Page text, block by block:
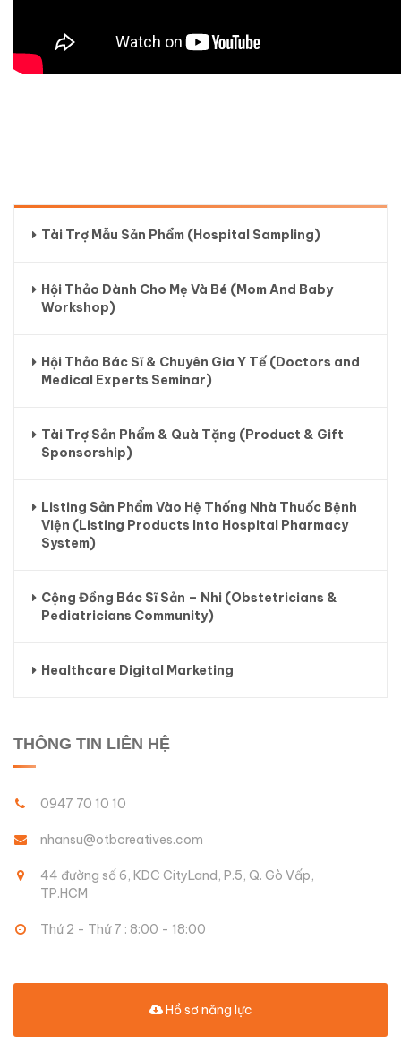
Tài Trợ Mẫu Sản Phẩm (Hospital Sampling)
Hội Thảo Dành Cho Mẹ Và Bé (Mom And Baby
Workshop)
Hội Thảo Bác Sĩ & Chuyên Gia Y Tế (Doctors and
Medical Experts Seminar)
Tài Trợ Sản Phẩm & Quà Tặng (Product & Gift
Sponsorship)
Listing Sản Phẩm Vào Hệ Thống Nhà Thuốc Bệnh
Viện (Listing Products Into Hospital Pharmacy
System)
Cộng Đồng Bác Sĩ Sản – Nhi (Obstetricians &
Pediatricians Community)
Healthcare Digital Marketing
THÔNG TIN LIÊN HỆ
0947 70 10 10
nhansu@otbcreatives.com
44 đường số 6, KDC CityLand, P.5, Q. Gò Vấp,
TP.HCM
Thứ 2 - Thứ 7 : 8:00 - 18:00
Hồ sơ năng lực